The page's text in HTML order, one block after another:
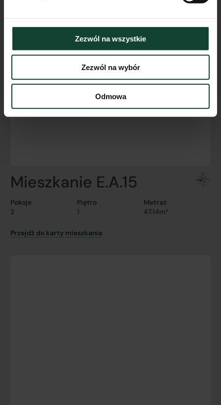
Zezwól na wszystkie
Zezwól na wybór
Odmowa
Mieszkanie E.A.15
Pokoje
2
Piętro
1
Metraż
47.14m²
Przejdź do karty mieszkania